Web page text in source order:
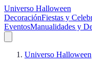
Universo Halloween
DecoraciónFiestas y
EventosManualidades y
Universo Halloween